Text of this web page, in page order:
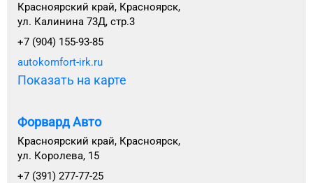
Красноярский край, Красноярск,
ул. Калинина 73Д, стр.3
+7 (904) 155-93-85
autokomfort-irk.ru
Показать на карте
Форвард Авто
Красноярский край, Красноярск,
ул. Королева, 15
+7 (391) 277-77-25